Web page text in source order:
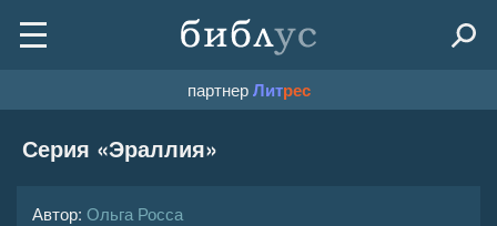
партнерЛитрес
Серия «Эраллия»
Автор: Ольга Росса